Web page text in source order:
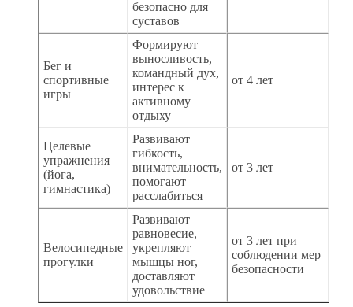
безопасно для
суставов
Бег и
спортивные
игры
Формируют
выносливость,
командный дух,
интерес к
активному
отдыху
от 4 лет
Целевые
упражнения
(йога,
гимнастика)
Развивают
гибкость,
внимательность,
помогают
расслабиться
от 3 лет
Велосипедные
прогулки
Развивают
равновесие,
укрепляют
мышцы ног,
доставляют
удовольствие
от 3 лет при
соблюдении мер
безопасности